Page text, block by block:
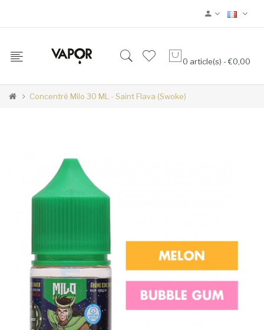
0 article(s) - €0,00
Concentré Milo 30 ML - Saint Flava (Swoke)